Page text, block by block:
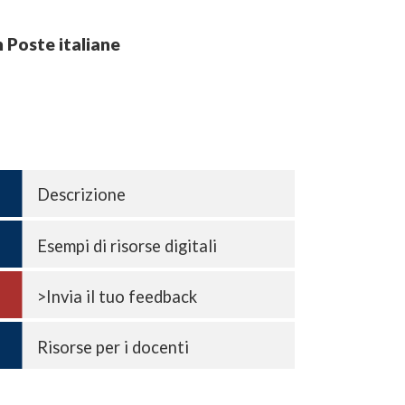
Poste italiane
Descrizione
Esempi di risorse digitali
>Invia il tuo feedback
Risorse per i docenti